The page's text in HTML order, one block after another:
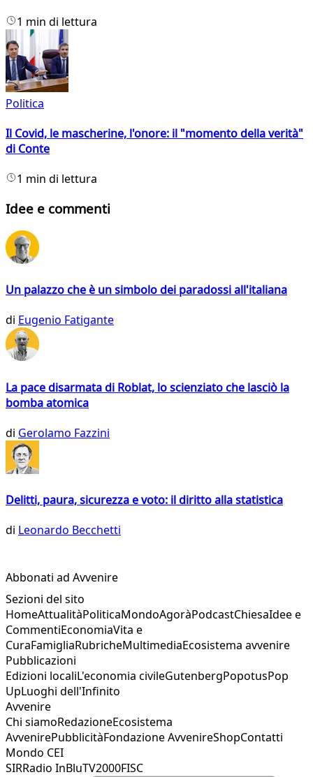
1 min di lettura
Politica
Il Covid, le mascherine, l'onore: il "momento della verità"
di Conte
1 min di lettura
Idee e commenti
Un palazzo che è un simbolo dei paradossi all'italiana
di Eugenio Fatigante
La pace disarmata di Roblat, lo scienziato che lasciò la
bomba atomica
di Gerolamo Fazzini
Delitti, paura, sicurezza e voto: il diritto alla statistica
di Leonardo Becchetti
Abbonati ad Avvenire
Sezioni del sito
HomeAttualitàPoliticaMondoAgoràPodcastChiesaIdee e
CommentiEconomiaVita e
CuraFamigliaRubricheMultimediaEcosistema avvenire
Pubblicazioni
Edizioni localiL'economia civileGutenbergPopotusPop
UpLuoghi dell'Infinito
Avvenire
Chi siamoRedazioneEcosistema
AvvenirePubblicitàFondazione AvvenireShopContatti
Mondo CEI
SIRRadio InBluTV2000FISC